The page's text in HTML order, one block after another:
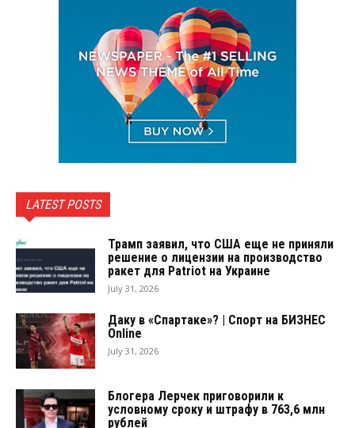
LATEST POSTS
Трамп заявил, что США еще не приняли
решение о лицензии на производство
ракет для Patriot на Украине
July 31, 2026
Даку в «Спартаке»? | Спорт на БИЗНЕС
Online
July 31, 2026
Блогера Лерчек приговорили к
условному сроку и штрафу в 763,6 млн
рублей